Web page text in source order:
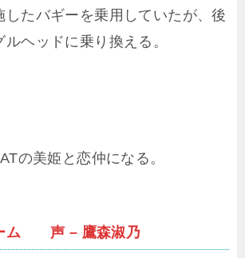
したバギーを乗用していたが、後
ヘッドに乗り換える。
の美姫と恋仲になる。
ム 声 – 鷹森淑乃